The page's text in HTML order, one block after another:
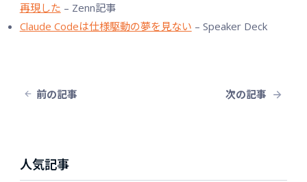
再現した – Zenn記事
Claude Codeは仕様駆動の夢を見ない – Speaker Deck
前の記事 次の記事
人気記事